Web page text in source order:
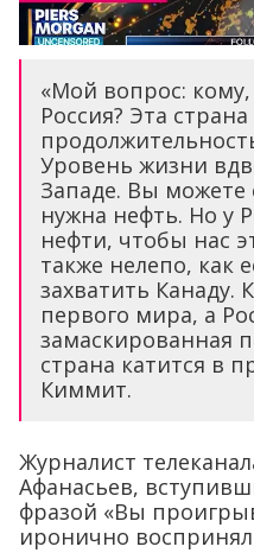
«Мой вопрос:
Россия? Эта
Уровень жизни
Западе. Вы можете
нужна нефть. Но у
нефти, чтобы нас
также нелепо, как
захватить Канаду.
первого мира, а
замаскированная
страна катится в
Киммит.
Журналист
Афанасьев,
фразой «Вы
иронично воспринял